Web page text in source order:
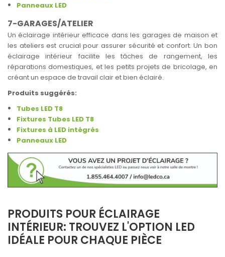
Panneaux LED
7-GARAGES/ATELIER
Un éclairage intérieur efficace dans les garages de maison et
les ateliers est crucial pour assurer sécurité et confort. Un bon
éclairage intérieur facilite les tâches de rangement, les
réparations domestiques, et les petits projets de bricolage, en
créant un espace de travail clair et bien éclairé.
Produits suggérés:
Tubes LED T8
Fixtures Tubes LED T8
Fixtures à LED intégrés
Panneaux LED
PRODUITS POUR ÉCLAIRAGE
INTÉRIEUR: TROUVEZ L'OPTION LED
IDÉALE POUR CHAQUE PIÈCE